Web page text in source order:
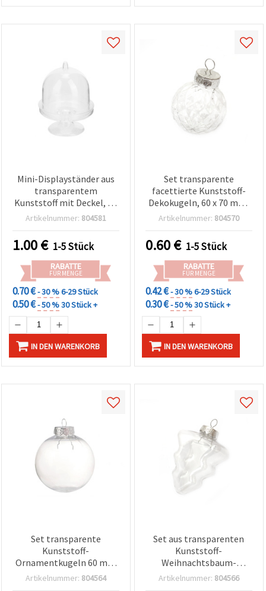
Mini-Displayständer aus
transparentem
Kunststoff mit Deckel, 50
x 78 mm
Artikelnummer: 804581
1.00€ 1-5 Stück
RABATTE
FÜR MENGE
0.70 €- 30 %6-29 Stück
0.50 €- 50 %30 Stück +
IN DEN WARENKORB
Set transparente
facettierte Kunststoff-
Dekokugeln, 60 x 70 mm,
mit Metallkappe und
Artikelnummer: 804570
0.60€ 1-5 Stück
RABATTE
FÜR MENGE
0.42 €- 30 %6-29 Stück
0.30 €- 50 %30 Stück +
IN DEN WARENKORB
Set transparente
Kunststoff-
Ornamentkugeln 60 mm
(2,36 Zoll) mit
Artikelnummer: 804564
Set aus transparenten
Kunststoff-
Weihnachtsbaum-
Anhängern 75 x 100 mm
Artikelnummer: 804566